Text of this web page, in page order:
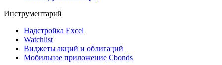
Денежный рынок
Календарь инвестора
Инструментарий